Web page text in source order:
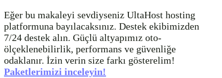
Eğer bu makaleyi sevdiyseniz UltaHost hosting
platformuna bayılacaksınız. Destek ekibimizden
7/24 destek alın. Güçlü altyapımız oto-
ölçeklenebilirlik, performans ve güvenliğe
odaklanır. İzin verin size farkı gösterelim!
Paketlerimizi inceleyin!